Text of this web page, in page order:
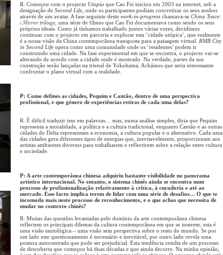
R: Começou com o projecto Utopia que Cao Fei iniciou em 2003 na internet, sob a
designação de Second Life , onde os participantes podiam concretizar os seus sonhos
através de um avatar. A fase seguinte deste work-in-progress chamava-se China Trace:
i.Mirrortrilogy , uma série de filmes que Cao Fei documentava como sendo os seus
próprios ideais. Como já tínhamos trabalhado juntos várias vezes, decidimos
continuar com o projecto em parceria e explorar esta ‘cidade utópica’, que realmente
é a nossa visão da China contemporânea transposta para a paisagem virtual. RMB City
in Second Life opera como uma comunidade onde os ‘residentes’ podem ir
construindo uma cidade. Na fase experimental em que se encontra, o projecto vai-se
alterando de acordo com a cidade onde é mostrado. Na verdade, partes da sua
construção serão lançadas na trienal de Yokohama. Achámos que seria interessante
confrontar o plano virtual com a realidade.
P: Como defines as cidades, Pequim e Cantão, dentro de uma perspectiva
profissional, e que género de experiências retiras de cada uma delas?
R: É difícil traduzir isso em palavras… mas, numa análise simples, diria que Pequim
representa a moralidade, a política e a cultura tradicional, enquanto Cantão e as outras
cidades do Delta representam a economia, a cultura popular e o alternativo. Cada uma
das cidades gera diferentes tipos de energias que, inevitavelmente, proporcionam aos
artistas ambientes diversos para trabalharem e reflectirem sobre a relação entre cultura
e sociedade.
P: A arte contemporânea chinesa adquiriu bastante visibilidade no panorama
artístico internacional. No entanto, o sistema chinês ainda se encontra num
processo de profissionalização relativamente à crítica, à curadoria e até ao
mercado. Esse facto implica terem de lidar com uma série de desafios… O que te
incomoda mais neste processo de reconhecimento, e o que achas que necessita de
mudar no contexto chinês?
R: Muitas das questões levantadas pelo domínio da arte contemporânea chinesa
reflectem os principais dilemas da cultura contemporânea em que se inserem; esta é
uma visão tautológica – uma visão sem perspectiva sobre o resto do mundo. Se por
um lado este questionamento é necessário e inevitável, por outro lado revela uma
postura autocentrada que pode ser prejudicial. Esta tendência resulta de um processo
de descoberta que começou há duas décadas e que ainda decorre. Na minha opinião,